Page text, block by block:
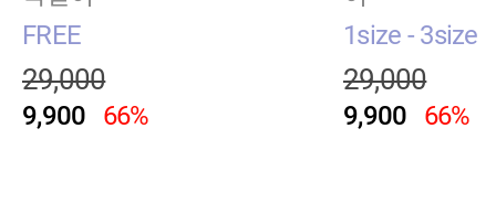
FREE
29,000
9,900 66%
1size - 3size
29,000
9,900 66%